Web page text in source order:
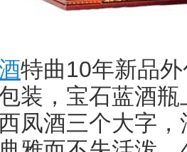
特曲10年新品
装，宝石蓝酒
凤酒三个大字